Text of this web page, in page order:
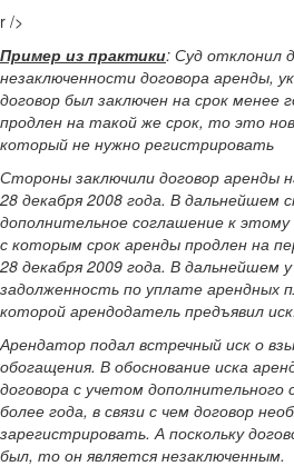
r />
Пример из практики: Суд отклонил
незаключенности договора аренды,
договор был заключен на срок менее
продлен на такой же срок, то это
который не нужно регистрировать
Стороны заключили договор аренды
28 декабря 2008 года. В дальнейшем
дополнительное соглашение к
с которым срок аренды продлен на
28 декабря 2009 года. В дальнейшем
задолженность по уплате арендных
которой арендодатель предъявил иск.
Арендатор подал встречный иск о
обогащения. В обоснование иска
договора с учетом дополнительного
более года, в связи с чем договор
зарегистрировать. А поскольку
был, то он является незаключенным.